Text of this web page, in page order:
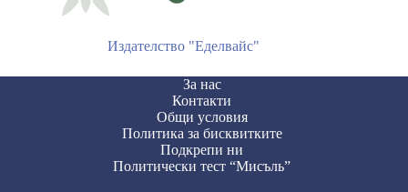
Издателство "Еделвайс"
За нас
Контакти
Общи условия
Политика за бисквитките
Подкрепи ни
Политически тест “Мисъль”